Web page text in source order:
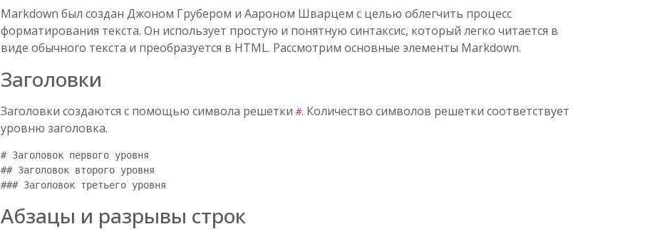
Markdown был создан Джоном Грубером и Аароном Шварцем с целью облегчить процесс
форматирования текста. Он использует простую и понятную синтаксис, который легко читается в
виде обычного текста и преобразуется в HTML. Рассмотрим основные элементы Markdown.
Заголовки
Заголовки создаются с помощью символа решетки #. Количество символов решетки соответствует
уровню заголовка.
# Заголовок первого уровня
## Заголовок второго уровня
Абзацы и разрывы строк